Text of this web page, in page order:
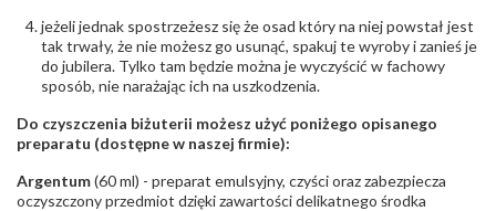
jeżeli jednak spostrzeżesz się że osad który na niej powstał jest
tak trwały, że nie możesz go usunąć, spakuj te wyroby i zanieś je
do jubilera. Tylko tam będzie można je wyczyścić w fachowy
sposób, nie narażając ich na uszkodzenia.
Do czyszczenia biżuterii możesz użyć poniżego opisanego
preparatu (dostępne w naszej firmie):
Argentum(60 ml) - preparat emulsyjny, czyści oraz zabezpiecza
oczyszczony przedmiot dzięki zawartości delikatnego środka